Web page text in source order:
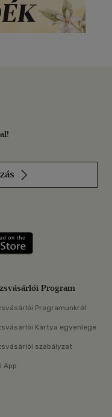
Szerezd meg: Google
Program
Programunkról
Kártya egyenlege
szabályzat
App